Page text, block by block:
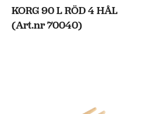
KORG 90 L RÖD 4 HÅL
(Art.nr 70040)